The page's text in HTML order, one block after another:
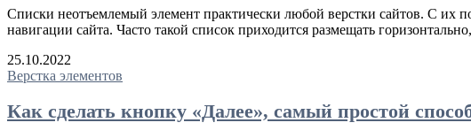
Списки неотъемлемый элемент практически любой верстки сайтов. С их
навигации сайта. Часто такой список приходится размещать
25.10.2022
Верстка элементов
Как сделать кнопку «Далее», самый простой